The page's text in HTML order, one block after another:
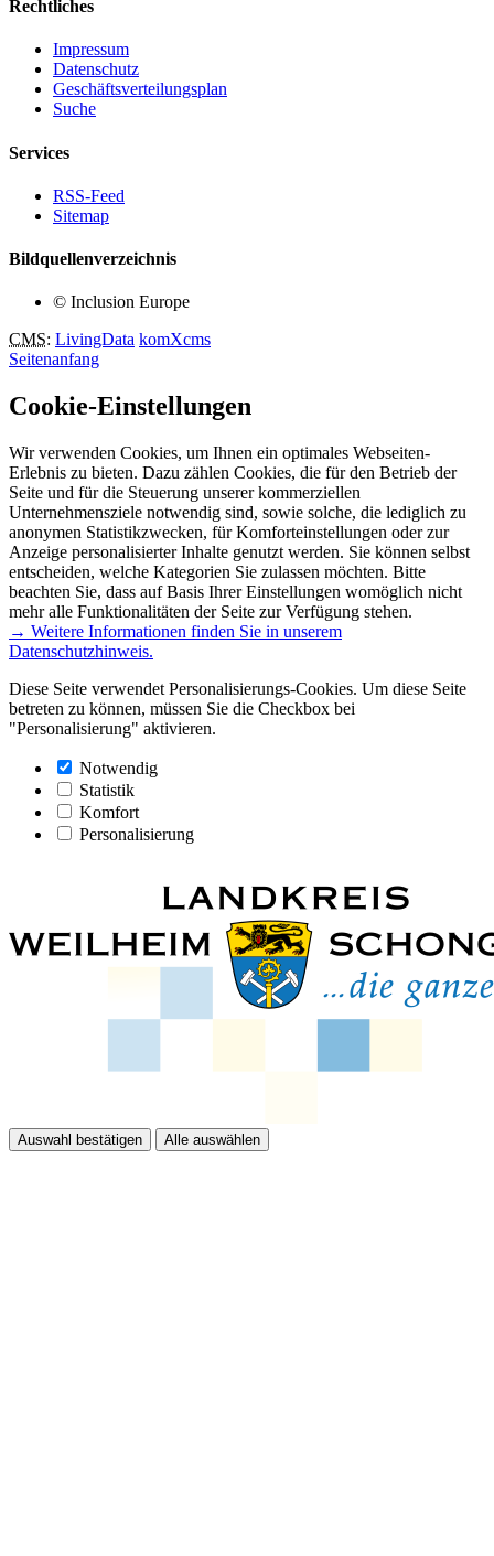
Rechtliches
Impressum
Datenschutz
Geschäftsverteilungsplan
Suche
Services
RSS-Feed
Sitemap
Bildquellenverzeichnis
© Inclusion Europe
CMS: LivingData komXcms
Seitenanfang
Cookie-Einstellungen
Wir verwenden Cookies, um Ihnen ein optimales Webseiten-
Erlebnis zu bieten. Dazu zählen Cookies, die für den Betrieb der
Seite und für die Steuerung unserer kommerziellen
Unternehmensziele notwendig sind, sowie solche, die lediglich zu
anonymen Statistikzwecken, für Komforteinstellungen oder zur
Anzeige personalisierter Inhalte genutzt werden. Sie können selbst
entscheiden, welche Kategorien Sie zulassen möchten. Bitte
beachten Sie, dass auf Basis Ihrer Einstellungen womöglich nicht
mehr alle Funktionalitäten der Seite zur Verfügung stehen.
→ Weitere Informationen finden Sie in unserem
Datenschutzhinweis.
Diese Seite verwendet Personalisierungs-Cookies. Um diese Seite
betreten zu können, müssen Sie die Checkbox bei
"Personalisierung" aktivieren.
Notwendig
Statistik
Komfort
Personalisierung
Auswahl bestätigen Alle auswählen